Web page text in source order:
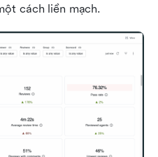
cách liền mạch.